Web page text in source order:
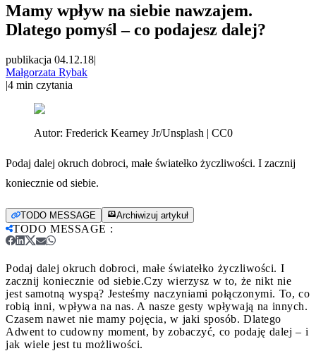
Mamy wpływ na siebie nawzajem.
Dlatego pomyśl – co podajesz dalej?
publikacja 04.12.18|
Małgorzata Rybak
|4 min czytania
Autor: Frederick Kearney Jr/Unsplash | CC0
Podaj dalej okruch dobroci, małe światełko życzliwości. I zacznij
koniecznie od siebie.
TODO MESSAGE Archiwizuj artykuł
TODO MESSAGE :
Podaj dalej okruch dobroci, małe światełko życzliwości. I
zacznij koniecznie od siebie.Czy wierzysz w to, że nikt nie
jest samotną wyspą? Jesteśmy naczyniami połączonymi. To, co
robią inni, wpływa na nas. A nasze gesty wpływają na innych.
Czasem nawet nie mamy pojęcia, w jaki sposób. Dlatego
Adwent to cudowny moment, by zobaczyć, co podaję dalej – i
jak wiele jest tu możliwości.